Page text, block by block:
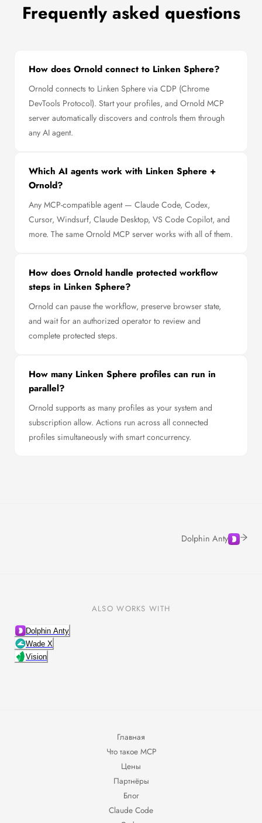
Frequently asked questions
How does Ornold connect to Linken Sphere?
Ornold connects to Linken Sphere via CDP (Chrome
DevTools Protocol). Start your profiles, and Ornold MCP
server automatically discovers and controls them through
any AI agent.
Which AI agents work with Linken Sphere +
Ornold?
Any MCP-compatible agent — Claude Code, Codex,
Cursor, Windsurf, Claude Desktop, VS Code Copilot, and
more. The same Ornold MCP server works with all of them.
How does Ornold handle protected workflow
steps in Linken Sphere?
Ornold can pause the workflow, preserve browser state,
and wait for an authorized operator to review and
complete protected steps.
How many Linken Sphere profiles can run in
parallel?
Ornold supports as many profiles as your system and
subscription allow. Actions run across all connected
profiles simultaneously with smart concurrency.
Dolphin Anty
ALSO WORKS WITH
Dolphin Anty
Wade X
Vision
Главная
Что такое MCP
Цены
Партнёры
Блог
Claude Code